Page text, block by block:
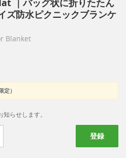
｜バッグ状に折りたたん
ズ防水ピクニックブランケ
Blanket
定）
らせします。
登録